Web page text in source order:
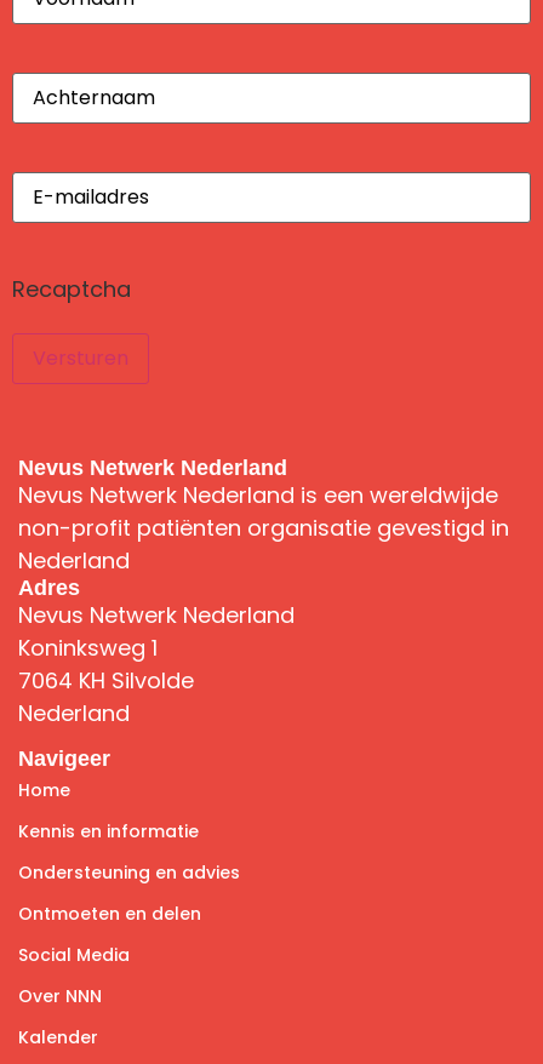
Achternaam(Vereist)
E-
mailadres(Vereist)
Recaptcha
Nevus Netwerk Nederland
Nevus Netwerk Nederland is een wereldwijde
non-profit patiënten organisatie gevestigd in
Nederland
Adres
Nevus Netwerk Nederland
Koninksweg 1
7064 KH Silvolde
Nederland
Navigeer
Home
Kennis en informatie
Ondersteuning en advies
Ontmoeten en delen
Social Media
Over NNN
Kalender